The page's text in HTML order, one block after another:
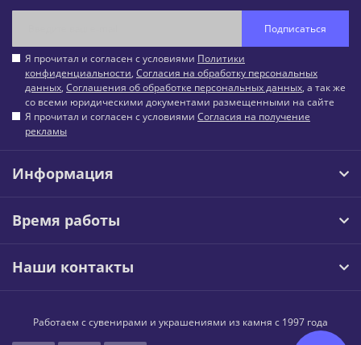
Подписаться
Я прочитал и согласен с условиями Политики
конфиденциальности, Согласия на обработку персональных
данных, Соглашения об обработке персональных данных, а так же
со всеми юридическими документами размещенными на сайте
Я прочитал и согласен с условиями Согласия на получение
рекламы
Информация
Время работы
Наши контакты
Работаем с сувенирами и украшениями из камня с 1997 года